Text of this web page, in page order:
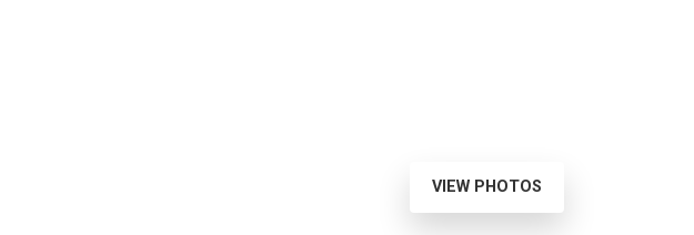
VIEW PHOTOS